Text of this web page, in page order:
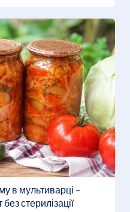
в мультиварці –
стерилізації